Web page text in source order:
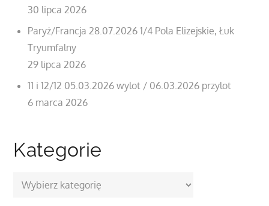
30 lipca 2026
Paryż/Francja 28.07.2026 1/4 Pola Elizejskie, Łuk
Tryumfalny
29 lipca 2026
11 i 12/12 05.03.2026 wylot / 06.03.2026 przylot
6 marca 2026
Kategorie
Kategorie